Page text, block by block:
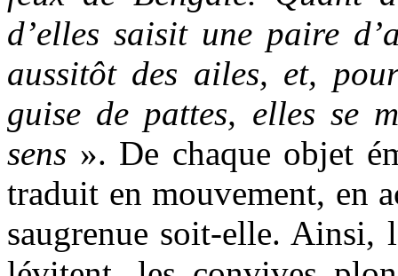
d’elles saisit une paire
aussitôt des ailes, et,
guise de pattes, elles se
sens ». De chaque objet
traduit en mouvement, en
saugrenue soit-elle. Ainsi,